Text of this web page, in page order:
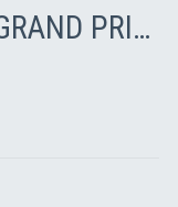
Résultats/Rapports du GRAND PRIX DES BALEARES